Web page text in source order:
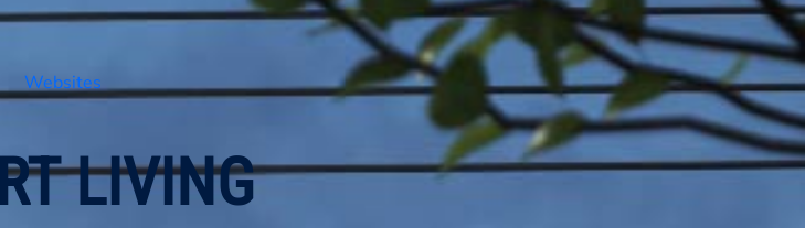
Websites
LIVING